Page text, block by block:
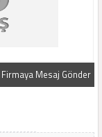
Firmaya Mesaj Gönder